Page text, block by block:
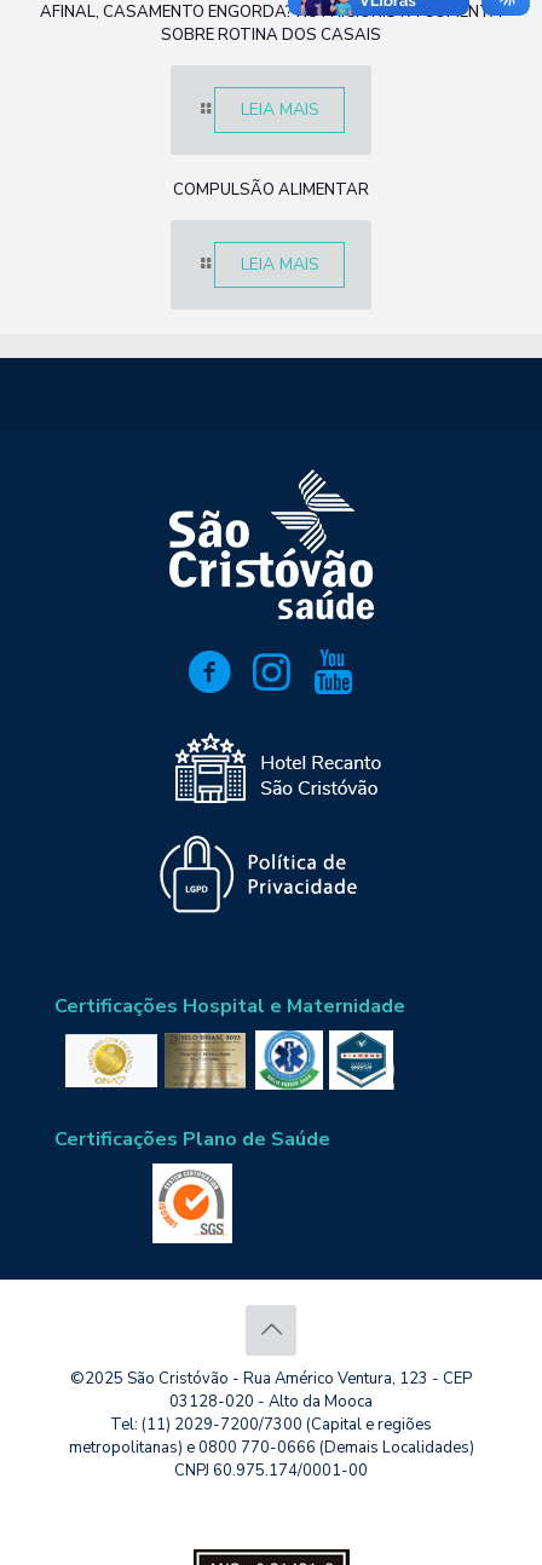
AFINAL, CASAMENTO ENGORDA? NUTRICIONISTA COMENTA
SOBRE ROTINA DOS CASAIS
LEIA MAIS
COMPULSÃO ALIMENTAR
LEIA MAIS
Certificações Hospital e Maternidade
Certificações Plano de Saúde
©2025 São Cristóvão - Rua Américo Ventura, 123 - CEP
03128-020 - Alto da Mooca
Tel: (11) 2029-7200/7300 (Capital e regiões
metropolitanas) e 0800 770-0666 (Demais Localidades)
CNPJ 60.975.174/0001-00